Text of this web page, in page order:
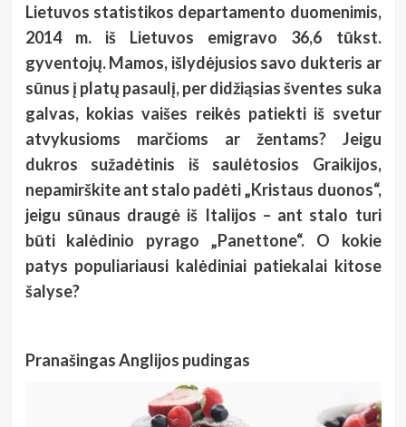
Lietuvos statistikos departamento duomenimis,
2014 m. iš Lietuvos emigravo 36,6 tūkst.
gyventojų. Mamos, išlydėjusios savo dukteris ar
sūnus į platų pasaulį, per didžiąsias šventes suka
galvas, kokias vaišes reikės patiekti iš svetur
atvykusioms marčioms ar žentams? Jeigu
dukros sužadėtinis iš saulėtosios Graikijos,
nepamirškite ant stalo padėti „Kristaus duonos“,
jeigu sūnaus draugė iš Italijos – ant stalo turi
būti kalėdinio pyrago „Panettone“. O kokie
patys populiariausi kalėdiniai patiekalai kitose
šalyse?
Pranašingas Anglijos pudingas